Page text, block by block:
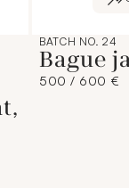
BATCH NO. 24
Bague
500 / 600 €